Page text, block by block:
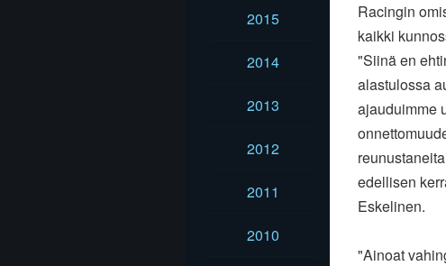
2015
2014
2013
2012
2011
2010
Racingin
kaikki
"Siinä en
alastulossa
ajauduimme
edellisen
Eskelinen.
"Ainoat